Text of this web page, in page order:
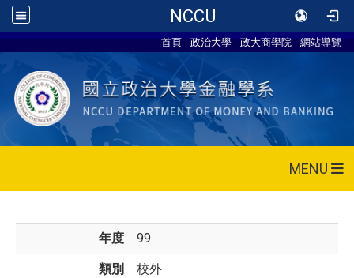
NCCU
首頁 政治大學 政大商學院 網站導覽
MENU
年度 99
類別 校外